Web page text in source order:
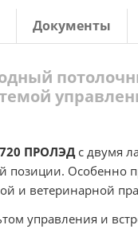
Документы
ПРОЛЭДс двумя
Особенно
и ветеринарной
управления и